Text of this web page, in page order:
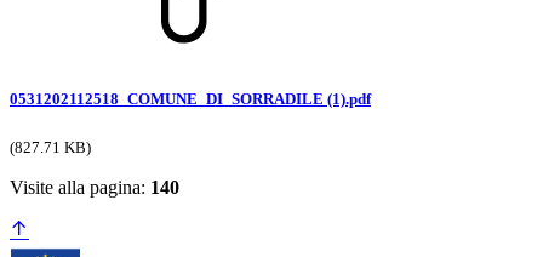
0531202112518_COMUNE_DI_SORRADILE (1).pdf
(827.71 KB)
Visite alla pagina: 140